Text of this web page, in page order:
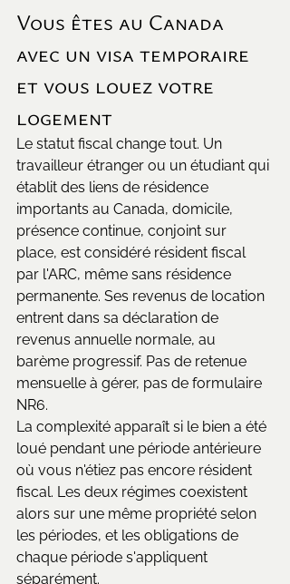
Vous êtes au Canada
avec un visa temporaire
et vous louez votre
logement
Le statut fiscal change tout. Un
travailleur étranger ou un étudiant qui
établit des liens de résidence
importants au Canada, domicile,
présence continue, conjoint sur
place, est considéré résident fiscal
par l'ARC, même sans résidence
permanente. Ses revenus de location
entrent dans sa déclaration de
revenus annuelle normale, au
barème progressif. Pas de retenue
mensuelle à gérer, pas de formulaire
NR6.
La complexité apparaît si le bien a été
loué pendant une période antérieure
où vous n'étiez pas encore résident
fiscal. Les deux régimes coexistent
alors sur une même propriété selon
les périodes, et les obligations de
chaque période s'appliquent
séparément.